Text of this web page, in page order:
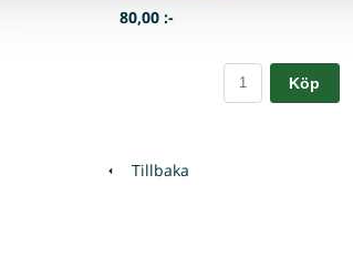
80,00 :-
Köp
Tillbaka